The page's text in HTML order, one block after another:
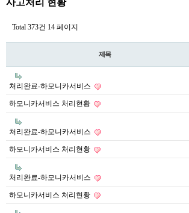
사고처리 현황
Total 373건 14 페이지
제목
처리완료-하모니카서비스
하모니카서비스 처리현황
처리완료-하모니카서비스
하모니카서비스 처리현황
처리완료-하모니카서비스
하모니카서비스 처리현황